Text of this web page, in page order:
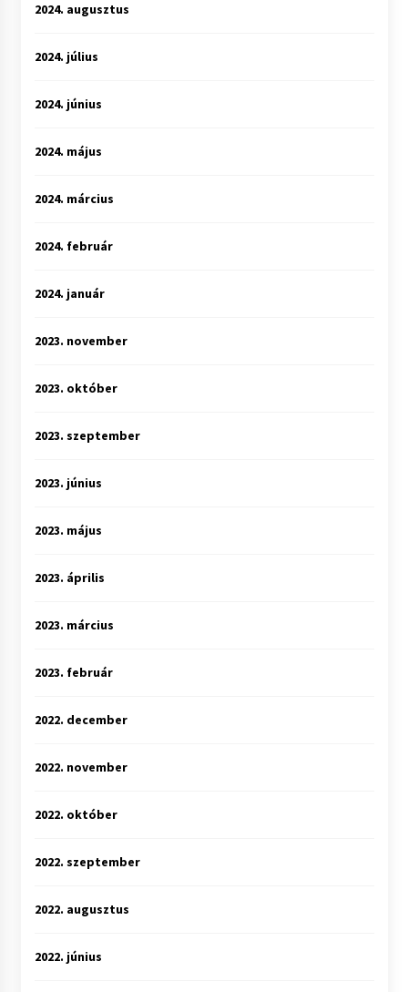
2024. augusztus
2024. július
2024. június
2024. május
2024. március
2024. február
2024. január
2023. november
2023. október
2023. szeptember
2023. június
2023. május
2023. április
2023. március
2023. február
2022. december
2022. november
2022. október
2022. szeptember
2022. augusztus
2022. június